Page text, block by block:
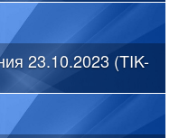
23.10.2023 (TIK-